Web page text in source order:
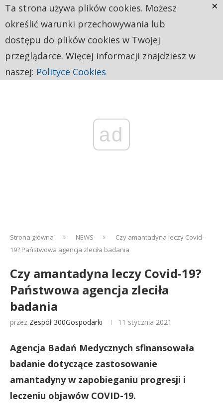
ad
Strona główna NEWS
Czy amantadyna leczy Covid-
19? Państwowa agencja zleciła badania
Czy amantadyna leczy Covid-19?
Państwowa agencja zleciła
badania
przez Zespół 300Gospodarki 11 stycznia 2021
Agencja Badań Medycznych sfinansowała
badanie dotyczące zastosowanie
amantadyny w zapobieganiu progresji i
leczeniu objawów COVID-19.
Ta strona używa plików cookies. Możesz
określić warunki przechowywania lub
dostępu do plików cookies w Twojej
przeglądarce. Więcej informacji znajdziesz w
naszej: Polityce Cookies
×